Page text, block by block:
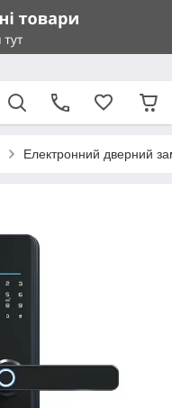
Електронний дверний